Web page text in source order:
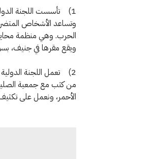
وتساعد الأشخاص
ويقع مقرها في جنيف، بسويسرا،
من كثب مع جمعية الصليب
الأحمر، ونعمل على